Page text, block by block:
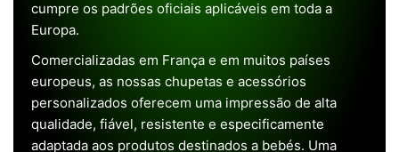
cumpre os padrões oficiais aplicáveis em toda a
Europa.
Comercializadas em França e em muitos países
europeus, as nossas chupetas e acessórios
personalizados oferecem uma impressão de alta
qualidade, fiável, resistente e especificamente
adaptada aos produtos destinados a bebés. Uma